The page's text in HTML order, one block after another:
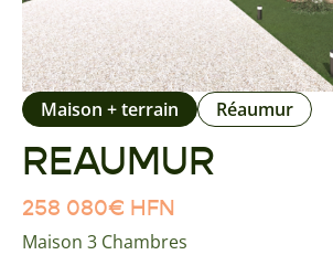
+33 2 28 19 62 78
REAUMUR
Maison + terrain Réaumur
258 080€ HFN
Maison 3 Chambres